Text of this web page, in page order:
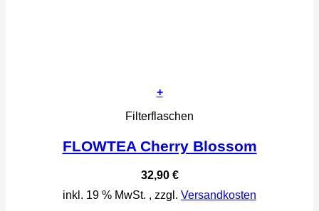
+
Filterflaschen
FLOWTEA Cherry Blossom
32,90 €
inkl. 19 % MwSt. , zzgl. Versandkosten